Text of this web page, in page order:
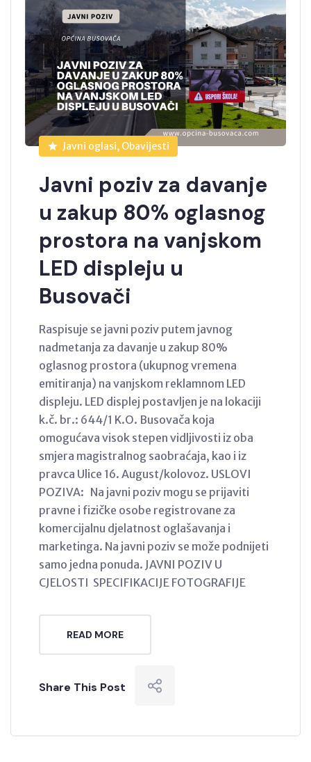
Javni oglasi, Obavijesti
Javni poziv za davanje
u zakup 80% oglasnog
prostora na vanjskom
LED displeju u
Busovači
Raspisuje se javni poziv putem javnog
nadmetanja za davanje u zakup 80%
oglasnog prostora (ukupnog vremena
emitiranja) na vanjskom reklamnom LED
displeju. LED displej postavljen je na lokaciji
k.č. br.: 644/1 K.O. Busovača koja
omogućava visok stepen vidljivosti iz oba
smjera magistralnog saobraćaja, kao i iz
pravca Ulice 16. August/kolovoz. USLOVI
POZIVA: Na javni poziv mogu se prijaviti
pravne i fizičke osobe registrovane za
komercijalnu djelatnost oglašavanja i
marketinga. Na javni poziv se može podnijeti
samo jedna ponuda. JAVNI POZIV U
CJELOSTI SPECIFIKACIJE FOTOGRAFIJE
READ MORE
Share This Post